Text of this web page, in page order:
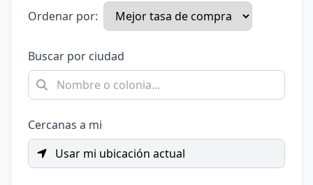
Ordenar por:
Buscar por ciudad
Cercanas a mi
Usar mi ubicación actual